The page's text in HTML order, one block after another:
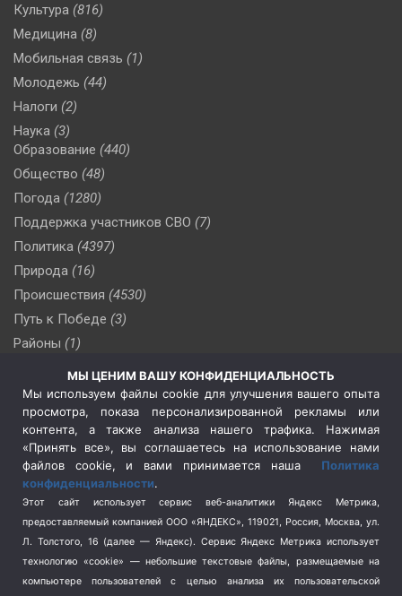
Культура (816)
Медицина (8)
Мобильная связь (1)
Молодежь (44)
Налоги (2)
Наука (3)
Образование (440)
Общество (48)
Погода (1280)
Поддержка участников СВО (7)
Политика (4397)
Природа (16)
Происшествия (4530)
Путь к Победе (3)
Районы (1)
(510)
Сельское хозяйство (3)
Социальная политика
(3)
Спецоперация в Украине
Спецоперация на Украине
(404)
Спорт (740)
Терроризм (1)
Транспорт (262)
Туризм (178)
МЫ ЦЕНИМ ВАШУ КОНФИДЕНЦИАЛЬНОСТЬ
Мы используем файлы cookie для улучшения вашего опыта
просмотра, показа персонализированной рекламы или
контента, а также анализа нашего трафика. Нажимая
«Принять все», вы соглашаетесь на использование нами
файлов cookie, и вами принимается наша Политика
конфиденциальности.
Этот сайт использует сервис веб-аналитики Яндекс Метрика,
предоставляемый компанией ООО «ЯНДЕКС», 119021, Россия, Москва, ул.
Л. Толстого, 16 (далее — Яндекс). Сервис Яндекс Метрика использует
технологию «cookie» — небольшие текстовые файлы, размещаемые на
компьютере пользователей с целью анализа их пользовательской